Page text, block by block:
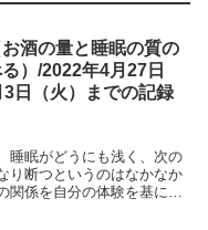
酒の量と睡眠の質の
）/2022年4月27日
3日（火）までの記録
睡眠がどうにも浅く、次の
り断つというのはなかなか
関係を自分の体験を基に調